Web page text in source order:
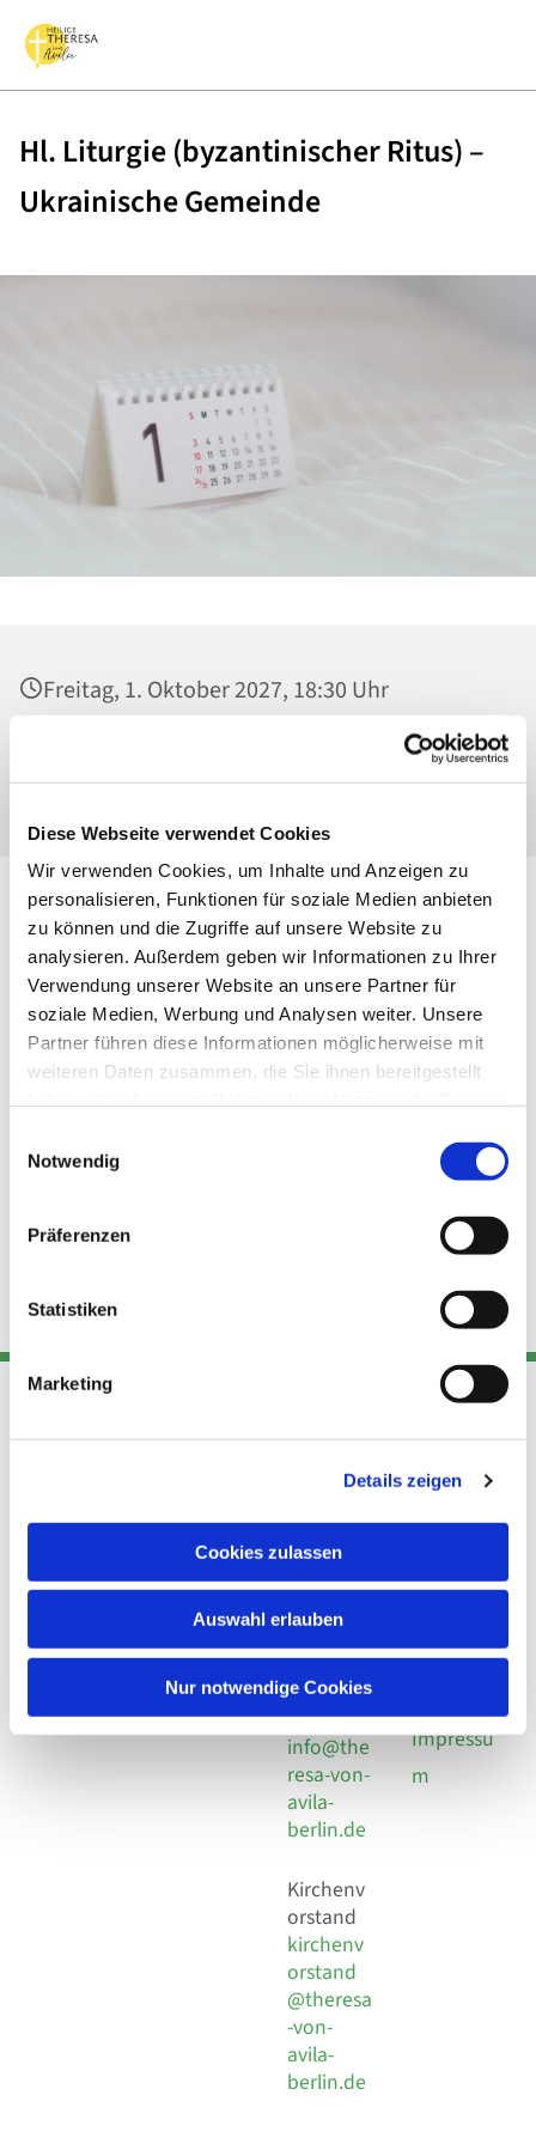
Diese Webseite verwendet Cookies
Wir verwenden Cookies, um Inhalte und Anzeigen zu
personalisieren, Funktionen für soziale Medien anbieten
zu können und die Zugriffe auf unsere Website zu
analysieren. Außerdem geben wir Informationen zu Ihrer
Verwendung unserer Website an unsere Partner für
soziale Medien, Werbung und Analysen weiter. Unsere
Partner führen diese Informationen möglicherweise mit
weiteren Daten zusammen, die Sie ihnen bereitgestellt
Notwendig
Präferenzen
Statistiken
Marketing
Details zeigen
Cookies zulassen
Auswahl erlauben
Nur notwendige Cookies
Hl. Liturgie (byzantinischer Ritus) –
Ukrainische Gemeinde
Freitag, 1. Oktober 2027, 18:30 Uhr
Heilig Kreuz, Kirche, Malchower Weg 22-24,
13053 Berlin
Adresse
Kirchengemeinde Pfarrei
Hl. Theresa von Avila Berlin
Nordost
Leitender Pfarrer - Norbert
Pomplun
13086 Berlin
Kont
Telefon
+49 30
924 64 28
30 924 54
18
E-Mail
info@the
resa-von-
avila-
berlin.de
Kirchenv
orstand
kirchenv
orstand
@theresa
-von-
avila-
berlin.de
Links
Datensch
Datensch
Social
Impressu
m